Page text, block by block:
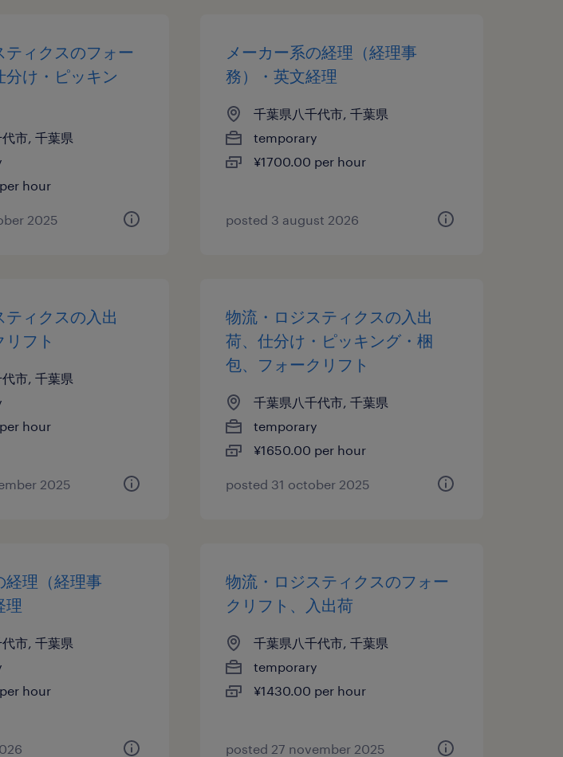
ティクスのフォー
分け・ピッキン
市, 千葉県
hour
2025
メーカー系の経理（経理事
務）・英文経理
千葉県八千代市, 千葉県
temporary
¥1700.00 per hour
posted 3 august 2026
ティクスの入出
フト
市, 千葉県
hour
2025
物流・ロジスティクスの入出
荷、仕分け・ピッキング・梱
包、フォークリフト
千葉県八千代市, 千葉県
temporary
¥1650.00 per hour
posted 31 october 2025
経理（経理事
理
市, 千葉県
hour
物流・ロジスティクスのフォー
クリフト、入出荷
千葉県八千代市, 千葉県
temporary
¥1430.00 per hour
posted 27 november 2025